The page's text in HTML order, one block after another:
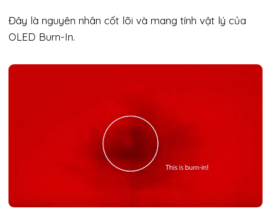
Đây là nguyên nhân cốt lõi và mang tính vật lý của
OLED Burn-In.